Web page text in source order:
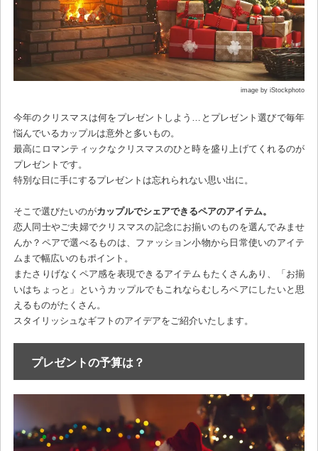
image by iStockphoto
今年のクリスマスは何をプレゼントしよう…とプレゼント選びで毎年
悩んでいるカップルは意外と多いもの。
最高にロマンティックなクリスマスのひと時を盛り上げてくれるのが
プレゼントです。
特別な日に手にするプレゼントは忘れられない思い出に。
そこで選びたいのがカップルでシェアできるペアのアイテム。
恋人同士やご夫婦でクリスマスの記念にお揃いのものを選んでみませ
んか？ペアで選べるものは、ファッション小物から日常使いのアイテ
ムまで幅広いのもポイント。
またさりげなくペア感を表現できるアイテムもたくさんあり、「お揃
いはちょっと」というカップルでもこれならむしろペアにしたいと思
えるものがたくさん。
スタイリッシュなギフトのアイデアをご紹介いたします。
プレゼントの予算は？